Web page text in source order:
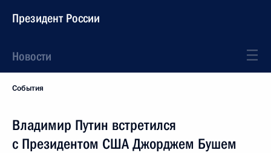
Президент России
Новости
События
Владимир Путин встретился
с Президентом США Джорджем Бушем